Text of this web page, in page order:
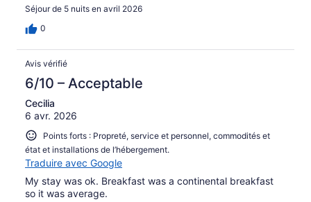
Séjour de 5 nuits en avril 2026
0
Avis vérifié
6/10 – Acceptable
Cecilia
6 avr. 2026
Points forts : Propreté, service et personnel, commodités et
état et installations de l’hébergement.
Traduire avec Google
My stay was ok. Breakfast was a continental breakfast
so it was average.